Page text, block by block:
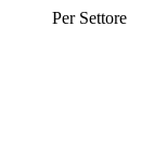
Per Settore